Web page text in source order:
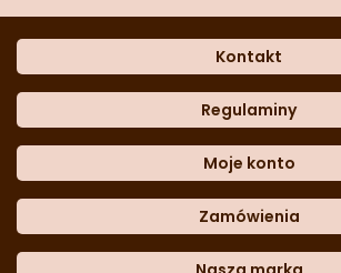
Kontakt
Dane kontaktowe
Często zadawane pytania
Sklep stacjonarny
Formularz kontaktowy
Blog
telefon:601 767 272
Regulaminy
Polityka prywatności
Polityka cookies
Polityka reklamacji
Polityka zwrotów
Dostępność cyfrowa
Moje konto
Moje dane
Historia zamówień
Lista ulubionych
Zamówienia
Metody płatności